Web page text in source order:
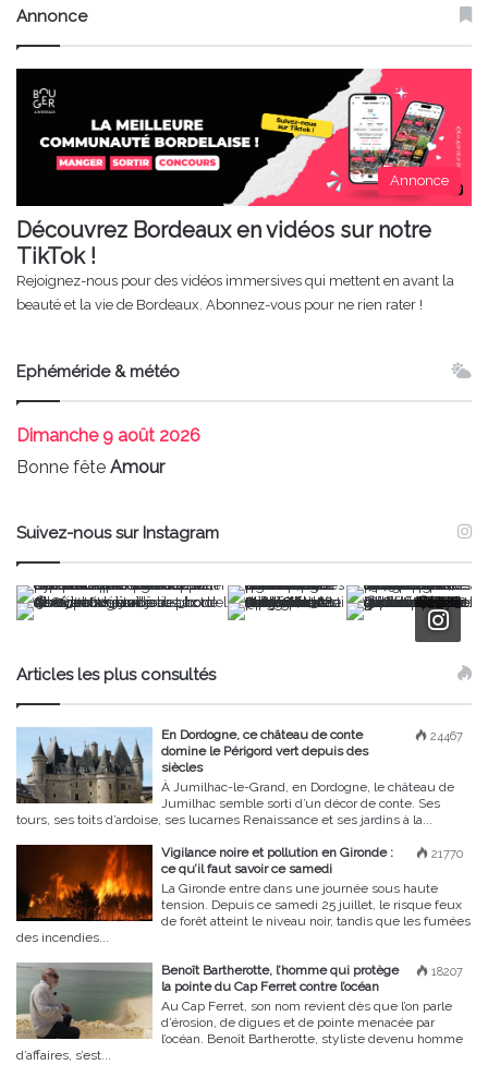
Annonce
Annonce
Découvrez Bordeaux en vidéos sur notre
TikTok !
Rejoignez-nous pour des vidéos immersives qui mettent en avant la
beauté et la vie de Bordeaux. Abonnez-vous pour ne rien rater !
Ephéméride & météo
Dimanche9 août 2026
Bonne fête Amour
Suivez-nous sur Instagram
Articles les plus consultés
24467
En Dordogne, ce château de conte
domine le Périgord vert depuis des
siècles
À Jumilhac-le-Grand, en Dordogne, le château de
Jumilhac semble sorti d’un décor de conte. Ses
tours, ses toits d’ardoise, ses lucarnes Renaissance et ses jardins à la...
21770
Vigilance noire et pollution en Gironde :
ce qu’il faut savoir ce samedi
La Gironde entre dans une journée sous haute
tension. Depuis ce samedi 25 juillet, le risque feux
de forêt atteint le niveau noir, tandis que les fumées
des incendies...
18207
Benoît Bartherotte, l’homme qui protège
la pointe du Cap Ferret contre l’océan
Au Cap Ferret, son nom revient dès que l’on parle
d’érosion, de digues et de pointe menacée par
l’océan. Benoît Bartherotte, styliste devenu homme
d’affaires, s’est...